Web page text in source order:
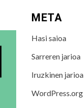
META
Hasi saioa
Sarreren jarioa
Iruzkinen jarioa
WordPress.org